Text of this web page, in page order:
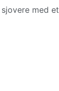
sjovere med